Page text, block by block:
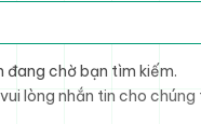
đang chờ bạn tìm kiếm.
lòng nhắn tin cho chúng